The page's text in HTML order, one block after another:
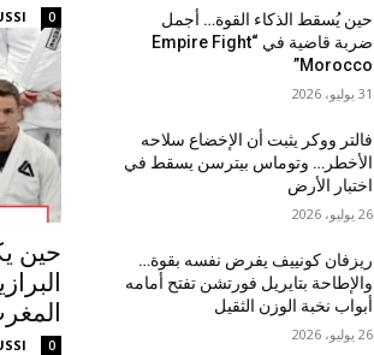
0
حين
0
حين يُسقط الذكاء القوة… أجمل
ضربة قاضية في “Empire Fight
Morocco”
31 يوليو، 2026
فالتر ووكر يثبت أن الإخضاع سلاحه
الأخطر… وتوماس بيترسن يسقط في
اختبار الأرض
26 يوليو، 2026
ريزفان كونييف يفرض نفسه بقوة…
والإطاحة بتايريل فورتشن تفتح أمامه
أبواب نخبة الوزن الثقيل
26 يوليو، 2026